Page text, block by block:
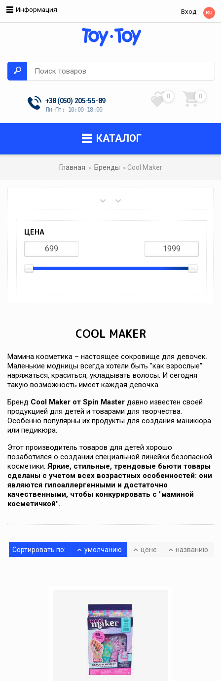
Информация Вход RU
+38 (050) 205-55-89
Пн-Пт: 10:00-18:00
0 0
КАТАЛОГ
Главная Бренды Сool Maker
ЦЕНА
СOOL MAKER
Мамина косметика – настоящее сокровище для девочек.
Маленькие модницы всегда хотели быть "как взрослые":
наряжаться, краситься, укладывать волосы. И сегодня
такую ​​возможность имеет каждая девочка.
Бренд Cool Maker от Spin Master давно известен своей
продукцией для детей и товарами для творчества.
Особенно популярны их продукты для создания маникюра
или педикюра.
Этот производитель товаров для детей хорошо
позаботился о создании специальной линейки безопасной
косметики. Яркие, стильные, трендовые бьюти товары
сделаны с учетом всех возрастных особенностей: они
являются гипоаллергенными и достаточно
качественными, чтобы конкурировать с "маминой
косметичкой".
Сортировать по: умолчанию цене названию